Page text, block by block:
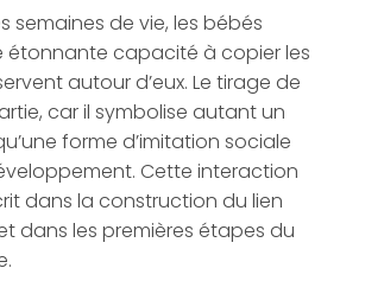
semaines de vie, les bébés
étonnante capacité à copier les
autour d’eux. Le tirage de
car il symbolise autant un
forme d’imitation sociale
Cette interaction
dans la construction du lien
dans les premières étapes du